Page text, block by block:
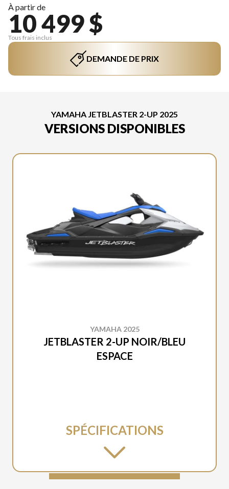
À partir de
10 499 $
Tous frais inclus
DEMANDE DE PRIX
YAMAHA JETBLASTER 2-UP 2025
VERSIONS DISPONIBLES
YAMAHA 2025
JETBLASTER 2-UP NOIR/BLEU
ESPACE
SPÉCIFICATIONS